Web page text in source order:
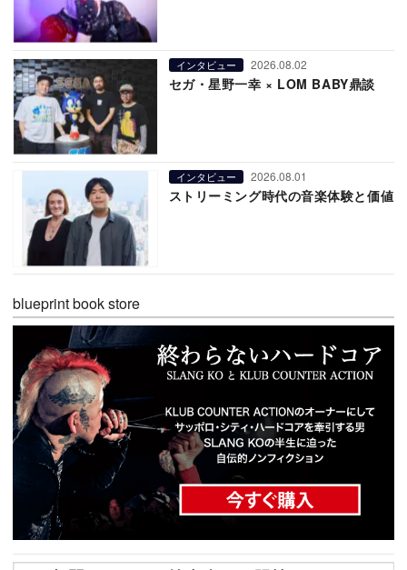
インタビュー 2026.08.02
セガ・星野一幸 × LOM BABY鼎談
インタビュー 2026.08.01
ストリーミング時代の音楽体験と価値
blueprint book store